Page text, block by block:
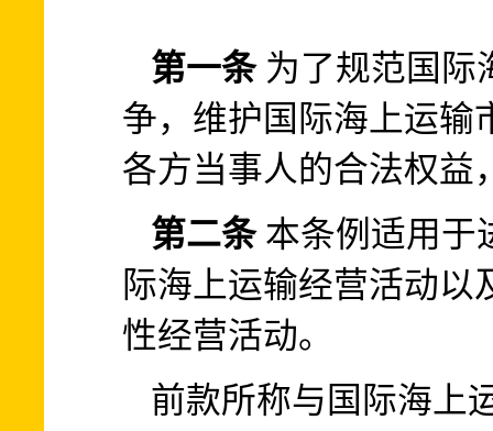
第一条 为了规范国际
争，维护国际海上运输
各方当事人的合法权益
第二条 本条例适用于
际海上运输经营活动
性经营活动。
前款所称与国际海上